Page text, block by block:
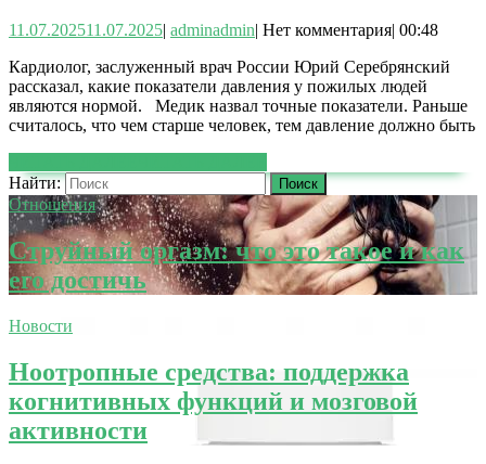
11.07.202511.07.2025| adminadmin| Нет комментария| 00:48
Кардиолог, заслуженный врач России Юрий Серебрянский
рассказал, какие показатели давления у пожилых людей
являются нормой. Медик назвал точные показатели. Раньше
считалось, что чем старше человек, тем давление должно быть
Найти:
Отношения
Струйный оргазм: что это такое и как
его достичь
Новости
Ноотропные средства: поддержка
когнитивных функций и мозговой
активности